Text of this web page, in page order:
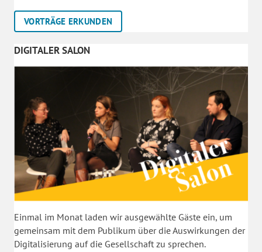
VORTRÄGE ERKUNDEN
DIGITALER SALON
Einmal im Monat laden wir ausgewählte Gäste ein, um
gemeinsam mit dem Publikum über die Auswirkungen der
Digitalisierung auf die Gesellschaft zu sprechen.